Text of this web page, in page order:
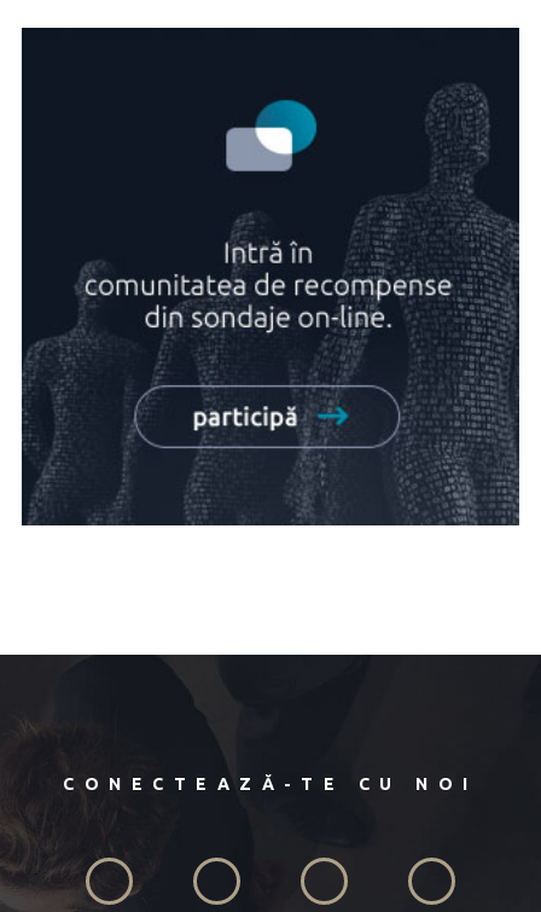
CONECTEAZĂ-TE CU NOI